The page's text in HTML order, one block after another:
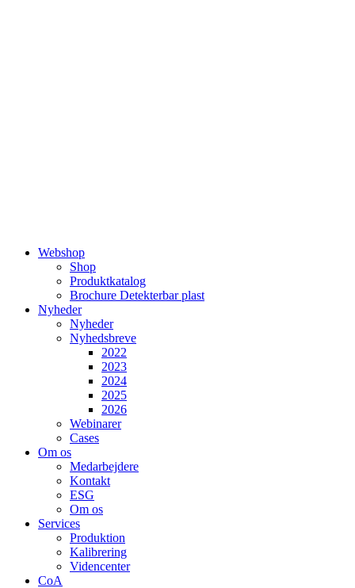
Webshop
Shop
Produktkatalog
Brochure Detekterbar plast
Nyheder
Nyheder
Nyhedsbreve
2022
2023
2024
2025
2026
Webinarer
Cases
Om os
Medarbejdere
Kontakt
ESG
Om os
Services
Produktion
Kalibrering
Videncenter
CoA